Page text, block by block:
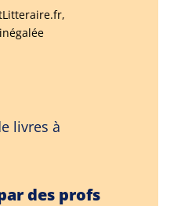
livres à
des profs